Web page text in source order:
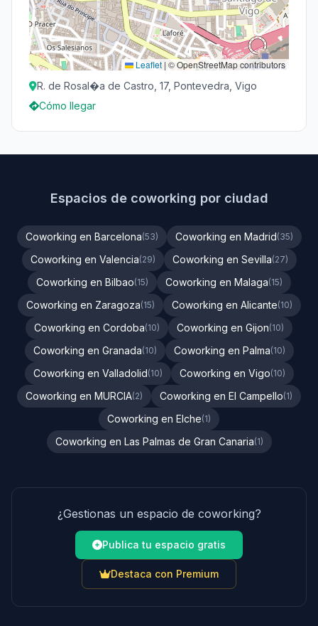
Leaflet | © OpenStreetMap contributors
R. de Rosal�a de Castro, 17, Pontevedra, Vigo
Cómo llegar
Espacios de coworking por ciudad
Coworking en Barcelona(53) Coworking en Madrid(35)
Coworking en Valencia(29) Coworking en Sevilla(27)
Coworking en Bilbao(15) Coworking en Malaga(15)
Coworking en Zaragoza(15) Coworking en Alicante(10)
Coworking en Cordoba(10) Coworking en Gijon(10)
Coworking en Granada(10) Coworking en Palma(10)
Coworking en Valladolid(10) Coworking en Vigo(10)
Coworking en MURCIA(2) Coworking en El Campello(1)
Coworking en Elche(1)
Coworking en Las Palmas de Gran Canaria(1)
¿Gestionas un espacio de coworking?
Publica tu espacio gratis
Destaca con Premium